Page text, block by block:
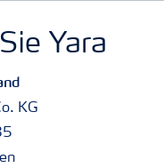
Yara
KG